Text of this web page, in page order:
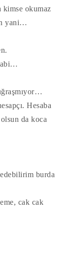
okumaz
yani…
abi…
Hesaba
da koca
burda
cak cak